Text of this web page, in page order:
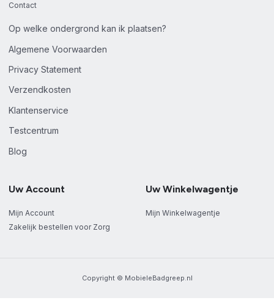
Contact
Op welke ondergrond kan ik plaatsen?
Algemene Voorwaarden
Privacy Statement
Verzendkosten
Klantenservice
Testcentrum
Blog
Uw Account
Mijn Account
Zakelijk bestellen voor Zorg
Uw Winkelwagentje
Mijn Winkelwagentje
Copyright © MobieleBadgreep.nl